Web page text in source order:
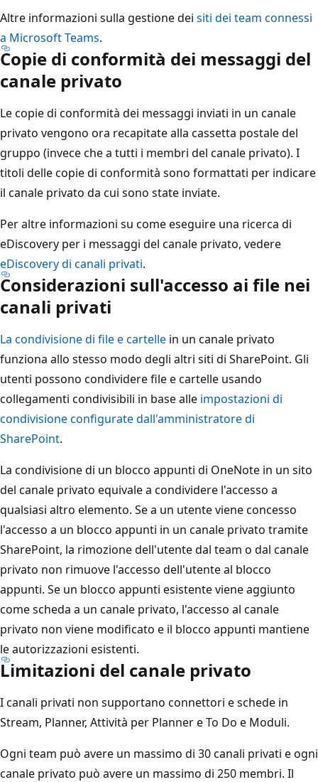
Altre informazioni sulla gestione dei siti dei team connessi
a Microsoft Teams.
Copie di conformità dei messaggi del
canale privato
Le copie di conformità dei messaggi inviati in un canale
privato vengono ora recapitate alla cassetta postale del
gruppo (invece che a tutti i membri del canale privato). I
titoli delle copie di conformità sono formattati per indicare
il canale privato da cui sono state inviate.
Per altre informazioni su come eseguire una ricerca di
eDiscovery per i messaggi del canale privato, vedere
eDiscovery di canali privati.
Considerazioni sull'accesso ai file nei
canali privati
La condivisione di file e cartelle in un canale privato
funziona allo stesso modo degli altri siti di SharePoint. Gli
utenti possono condividere file e cartelle usando
collegamenti condivisibili in base alle impostazioni di
condivisione configurate dall'amministratore di
SharePoint.
La condivisione di un blocco appunti di OneNote in un sito
del canale privato equivale a condividere l'accesso a
qualsiasi altro elemento. Se a un utente viene concesso
l'accesso a un blocco appunti in un canale privato tramite
SharePoint, la rimozione dell'utente dal team o dal canale
privato non rimuove l'accesso dell'utente al blocco
appunti. Se un blocco appunti esistente viene aggiunto
come scheda a un canale privato, l'accesso al canale
privato non viene modificato e il blocco appunti mantiene
le autorizzazioni esistenti.
Limitazioni del canale privato
I canali privati non supportano connettori e schede in
Stream, Planner, Attività per Planner e To Do e Moduli.
Ogni team può avere un massimo di 30 canali privati e ogni
canale privato può avere un massimo di 250 membri. Il